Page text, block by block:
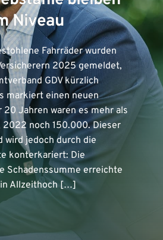
Niveau
Fahrräder wurden
2025 gemeldet,
GDV kürzlich
markiert einen neuen
20 Jahren waren es mehr als
noch 150.000. Dieser
wird jedoch durch die
konterkariert: Die
Schadenssumme erreichte
Allzeithoch […]